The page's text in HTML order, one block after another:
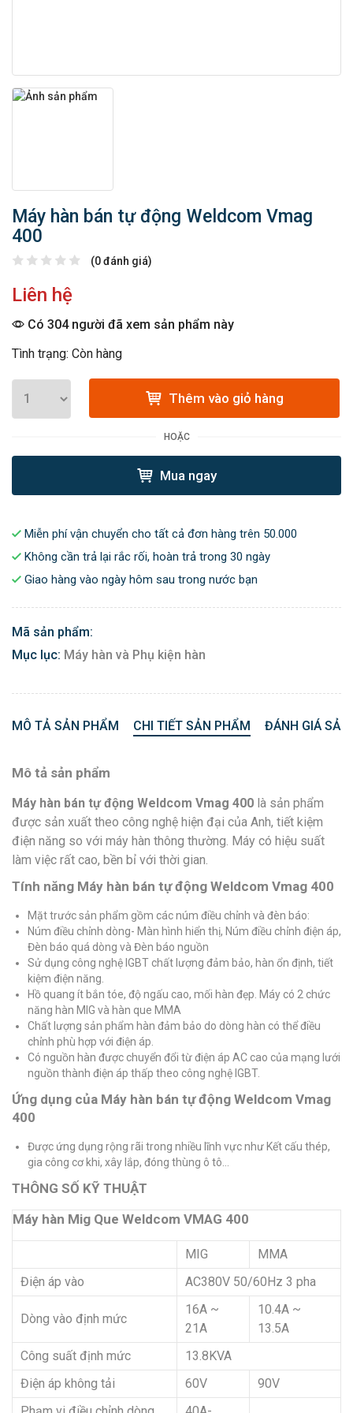
Máy hàn bán tự động Weldcom Vmag
400
(0 đánh giá)
Liên hệ
Có 304 người đã xem sản phẩm này
Tình trạng: Còn hàng
Thêm vào giỏ hàng
HOẶC
Mua ngay
Miễn phí vận chuyển cho tất cả đơn hàng trên 50.000
Không cần trả lại rắc rối, hoàn trả trong 30 ngày
Giao hàng vào ngày hôm sau trong nước bạn
Mã sản phẩm:
Mục lục: Máy hàn và Phụ kiện hàn
MÔ TẢ SẢN PHẨM CHI TIẾT SẢN PHẨM ĐÁNH GIÁ
Mô tả sản phẩm
Máy hàn bán tự động Weldcom Vmag 400 là sản phẩm
được sản xuất theo công nghệ hiện đại của Anh, tiết kiệm
điện năng so với máy hàn thông thường. Máy có hiệu suất
làm việc rất cao, bền bỉ với thời gian.
Tính năng Máy hàn bán tự động Weldcom Vmag 400
Mặt trước sản phẩm gồm các núm điều chỉnh và đèn báo:
Núm điều chỉnh dòng- Màn hình hiển thị, Núm điều chỉnh điện áp,
Đèn báo quá dòng và Đèn báo nguồn
Sử dụng công nghệ IGBT chất lượng đảm bảo, hàn ổn định, tiết
kiệm điện năng.
Hồ quang ít bắn tóe, độ ngấu cao, mối hàn đẹp. Máy có 2 chức
năng hàn MIG và hàn que MMA
Chất lượng sản phẩm hàn đảm bảo do dòng hàn có thể điều
chỉnh phù hợp với điện áp.
Có nguồn hàn được chuyển đổi từ điện áp AC cao của mạng lưới
nguồn thành điện áp thấp theo công nghệ IGBT.
Ứng dụng của Máy hàn bán tự động Weldcom Vmag
400
Được ứng dụng rộng rãi trong nhiều lĩnh vực như Kết cấu thép,
gia công cơ khi, xây lắp, đóng thùng ô tô…
THÔNG SỐ KỸ THUẬT
Máy hàn Mig Que Weldcom VMAG 400
MIG
MMA
Điện áp vào
AC380V 50/60Hz 3 pha
Dòng vào định mức
16A ~
21A
10.4A ~
13.5A
Công suất định mức
13.8KVA
Điện áp không tải
60V
90V